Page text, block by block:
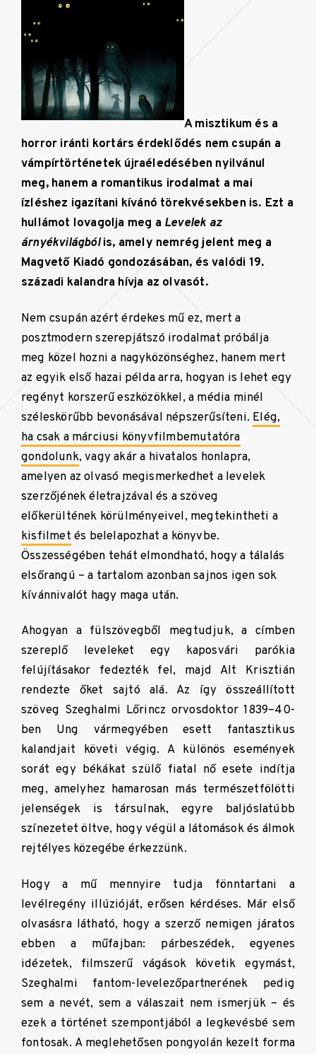
A misztikum és a
horror iránti kortárs érdeklődés nem csupán a
vámpírtörténetek újraéledésében nyilvánul
meg, hanem a romantikus irodalmat a mai
ízléshez igazítani kívánó törekvésekben is. Ezt a
hullámot lovagolja meg a Levelek az
árnyékvilágbólis, amely nemrég jelent meg a
Magvető Kiadó gondozásában, és valódi 19.
századi kalandra hívja az olvasót.
Nem csupán azért érdekes mű ez, mert a
posztmodern szerepjátszó irodalmat próbálja
meg közel hozni a nagyközönséghez, hanem mert
az egyik első hazai példa arra, hogyan is lehet egy
regényt korszerű eszközökkel, a média minél
széleskörűbb bevonásával népszerűsíteni. Elég,
ha csak a márciusi könyvfilmbemutatóra
gondolunk, vagy akár a hivatalos honlapra,
amelyen az olvasó megismerkedhet a levelek
szerzőjének életrajzával és a szöveg
előkerültének körülményeivel, megtekintheti a
kisfilmet és belelapozhat a könyvbe.
Összességében tehát elmondható, hogy a tálalás
elsőrangú – a tartalom azonban sajnos igen sok
kívánnivalót hagy maga után.
Ahogyan a fülszövegből megtudjuk, a címben
szereplő leveleket egy kaposvári parókia
felújításakor fedezték fel, majd Alt Krisztián
rendezte őket sajtó alá. Az így összeállított
szöveg Szeghalmi Lőrincz orvosdoktor 1839–40-
ben Ung vármegyében esett fantasztikus
kalandjait követi végig. A különös események
sorát egy békákat szülő fiatal nő esete indítja
meg, amelyhez hamarosan más természetfölötti
jelenségek is társulnak, egyre baljóslatúbb
színezetet öltve, hogy végül a látomások és álmok
rejtélyes közegébe érkezzünk.
Hogy a mű mennyire tudja fönntartani a
levélregény illúzióját, erősen kérdéses. Már első
olvasásra látható, hogy a szerző nemigen járatos
ebben a műfajban: párbeszédek, egyenes
idézetek, filmszerű vágások követik egymást,
Szeghalmi fantom-levelezőpartnerének pedig
sem a nevét, sem a válaszait nem ismerjük – és
ezek a történet szempontjából a legkevésbé sem
fontosak. A meglehetősen pongyolán kezelt forma